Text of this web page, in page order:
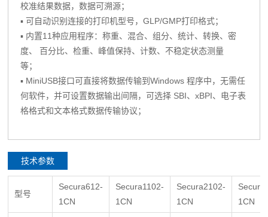
校准结果数据，数据可溯源；
▪ 可自动识别连接的打印机型号，GLP/GMP打印格式；
▪ 内置11种应用程序：称重、混合、组分、统计、转换、密
度、 百分比、检重、峰值保持、计数、不稳定状态测量
等；
▪ MiniUSB接口可直接将数据传输到Windows 程序中，无需任
何软件，并可设置数据输出间隔，可选择 SBI、xBPI、电子表
格格式和文本格式数据传输协议；
技术参数
型号
Secura612-
1CN
Secura1102-
1CN
Secura2102-
1CN
1CN